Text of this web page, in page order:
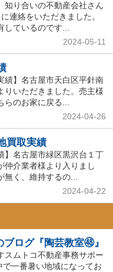
知り合いの不動産会社さん
連絡をいただきました。
しているのです...
2024-05-11
績】名古屋市天白区平針南
りいただきました。売主様
らのお家に戻る...
2024-04-26
買取実績
】名古屋市緑区黒沢台１丁
仲介業者様より入りまし
く、維持するの...
2024-04-22
ログ『陶芸教室㊽』
スムトコ不動産事務サポー
で一番暑い地域になってお